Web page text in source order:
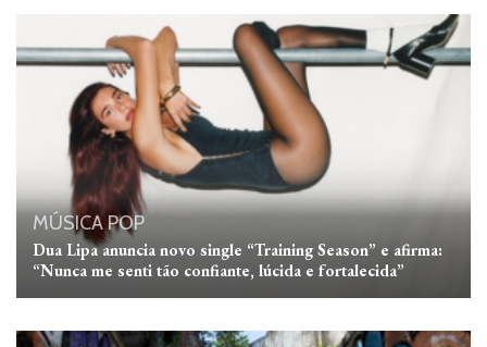
MÚSICAPOP
Dua Lipa anuncia novo single “Training Season” e afirma:
“Nunca me senti tão confiante, lúcida e fortalecida”